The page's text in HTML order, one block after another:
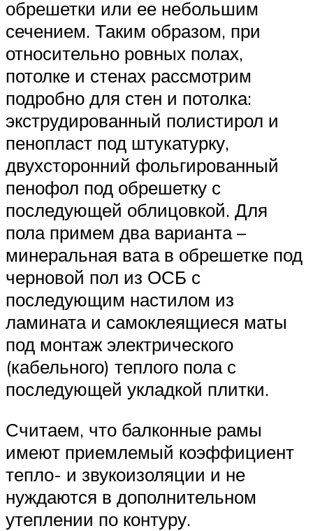
обрешетки или ее небольшим
сечением. Таким образом, при
относительно ровных полах,
потолке и стенах рассмотрим
подробно для стен и потолка:
экструдированный полистирол и
пенопласт под штукатурку,
двухсторонний фольгированный
пенофол под обрешетку с
последующей облицовкой. Для
пола примем два варианта –
минеральная вата в обрешетке под
черновой пол из ОСБ с
последующим настилом из
ламината и самоклеящиеся маты
под монтаж электрического
(кабельного) теплого пола с
последующей укладкой плитки.
Считаем, что балконные рамы
имеют приемлемый коэффициент
тепло- и звукоизоляции и не
нуждаются в дополнительном
утеплении по контуру.